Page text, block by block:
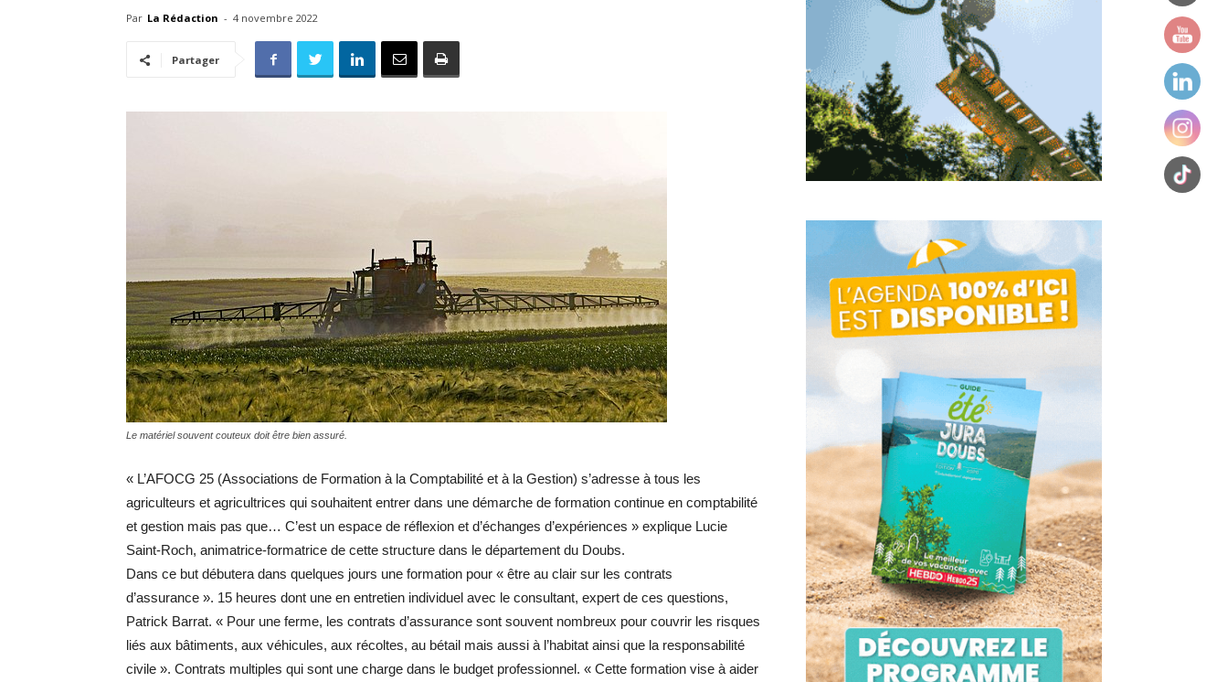
–
Hebdo25
Par La Rédaction - 4 novembre 2022
Partager
Le matériel souvent couteux doit être bien assuré.
« L’AFOCG 25 (Associations de Formation à la Comptabilité et à la Gestion) s’adresse à tous les
agriculteurs et agricultrices qui souhaitent entrer dans une démarche de formation continue en comptabilité
et gestion mais pas que… C’est un espace de réflexion et d’échanges d’expériences » explique Lucie
Saint-Roch, animatrice-formatrice de cette structure dans le département du Doubs.
Dans ce but débutera dans quelques jours une formation pour « être au clair sur les contrats
d’assurance ». 15 heures dont une en entretien individuel avec le consultant, expert de ces questions,
Patrick Barrat. « Pour une ferme, les contrats d’assurance sont souvent nombreux pour couvrir les risques
liés aux bâtiments, aux véhicules, aux récoltes, au bétail mais aussi à l’habitat ainsi que la responsabilité
civile ». Contrats multiples qui sont une charge dans le budget professionnel. « Cette formation vise à aider